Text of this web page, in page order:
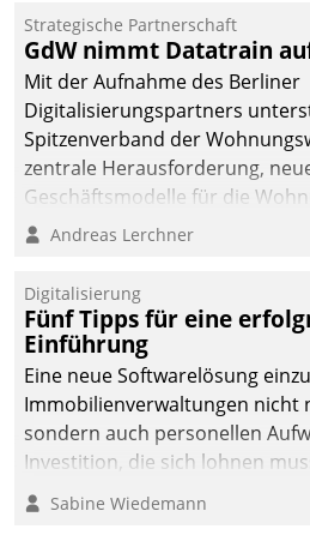
Die monatlichen
Mitteilungen zum
Heizungs- und
Wasserverbrauch gehen
automatisiert, vollständig
und auf Wunsch über
mehrere zuvor
Kommunikationswege bei
Strategische Partnerschaft
GdW nimmt Datatrain
Mit der Aufnahme des Berliner
Digitalisierungspartners
Spitzenverband der
zentrale Herausforderung,
Geschäftsmodelle für die
entwickeln.
Andreas Lerchner
Digitalisierung
Fünf Tipps für eine
Einführung
Eine neue Softwarelösung
Immobilienverwaltungen nicht
sondern auch personellen
Investition, die sich lohnen
nachhaltige Optimierung der
dieses Ziel erreicht wird, sollten
Sabine Wiedemann